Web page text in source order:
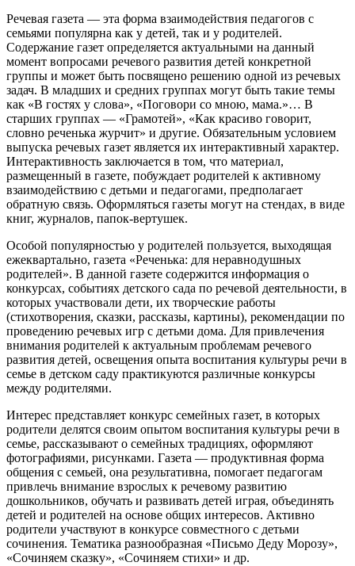
Речевая газета — эта форма взаимодействия педагогов с
семьями популярна как у детей, так и у родителей.
Содержание газет определяется актуальными на данный
момент вопросами речевого развития детей конкретной
группы и может быть посвящено решению одной из речевых
задач. В младших и средних группах могут быть такие темы
как «В гостях у слова», «Поговори со мною, мама.»… В
старших группах — «Грамотей», «Как красиво говорит,
словно реченька журчит» и другие. Обязательным условием
выпуска речевых газет является их интерактивный характер.
Интерактивность заключается в том, что материал,
размещенный в газете, побуждает родителей к активному
взаимодействию с детьми и педагогами, предполагает
обратную связь. Оформляться газеты могут на стендах, в виде
книг, журналов, папок-вертушек.
Особой популярностью у родителей пользуется, выходящая
ежеквартально, газета «Реченька: для неравнодушных
родителей». В данной газете содержится информация о
конкурсах, событиях детского сада по речевой деятельности, в
которых участвовали дети, их творческие работы
(стихотворения, сказки, рассказы, картины), рекомендации по
проведению речевых игр с детьми дома. Для привлечения
внимания родителей к актуальным проблемам речевого
развития детей, освещения опыта воспитания культуры речи в
семье в детском саду практикуются различные конкурсы
между родителями.
Интерес представляет конкурс семейных газет, в которых
родители делятся своим опытом воспитания культуры речи в
семье, рассказывают о семейных традициях, оформляют
фотографиями, рисунками. Газета — продуктивная форма
общения с семьей, она результативна, помогает педагогам
привлечь внимание взрослых к речевому развитию
дошкольников, обучать и развивать детей играя, объединять
детей и родителей на основе общих интересов. Активно
родители участвуют в конкурсе совместного с детьми
сочинения. Тематика разнообразная «Письмо Деду Морозу»,
«Сочиняем сказку», «Сочиняем стихи» и др.